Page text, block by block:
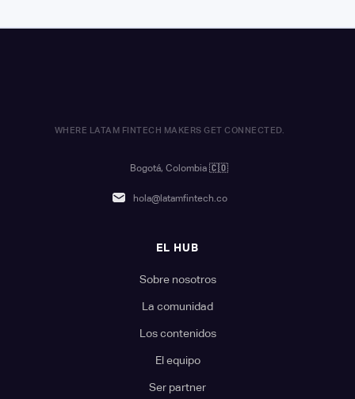
WHERE LATAM FINTECH MAKERS GET CONNECTED.
Bogotá, Colombia 🇨🇴
hola@latamfintech.co
EL HUB
Sobre nosotros
La comunidad
Los contenidos
El equipo
Ser partner